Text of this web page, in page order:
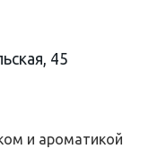
45
и ароматикой